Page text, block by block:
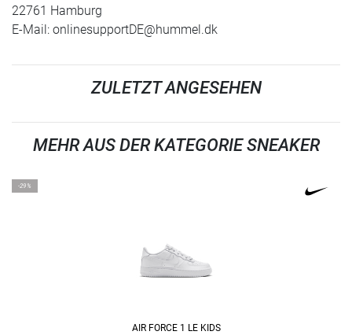
22761 Hamburg
E-Mail: onlinesupportDE@hummel.dk
ZULETZT ANGESEHEN
MEHR AUS DER KATEGORIE SNEAKER
-29%
AIR FORCE 1 LE KIDS